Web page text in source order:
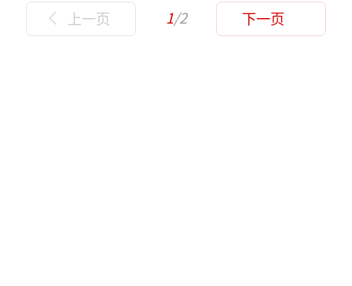
上一页 1/2 下一页